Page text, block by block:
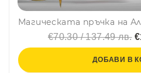
€70.30 / 137.49 лв.
ДОБАВИ В